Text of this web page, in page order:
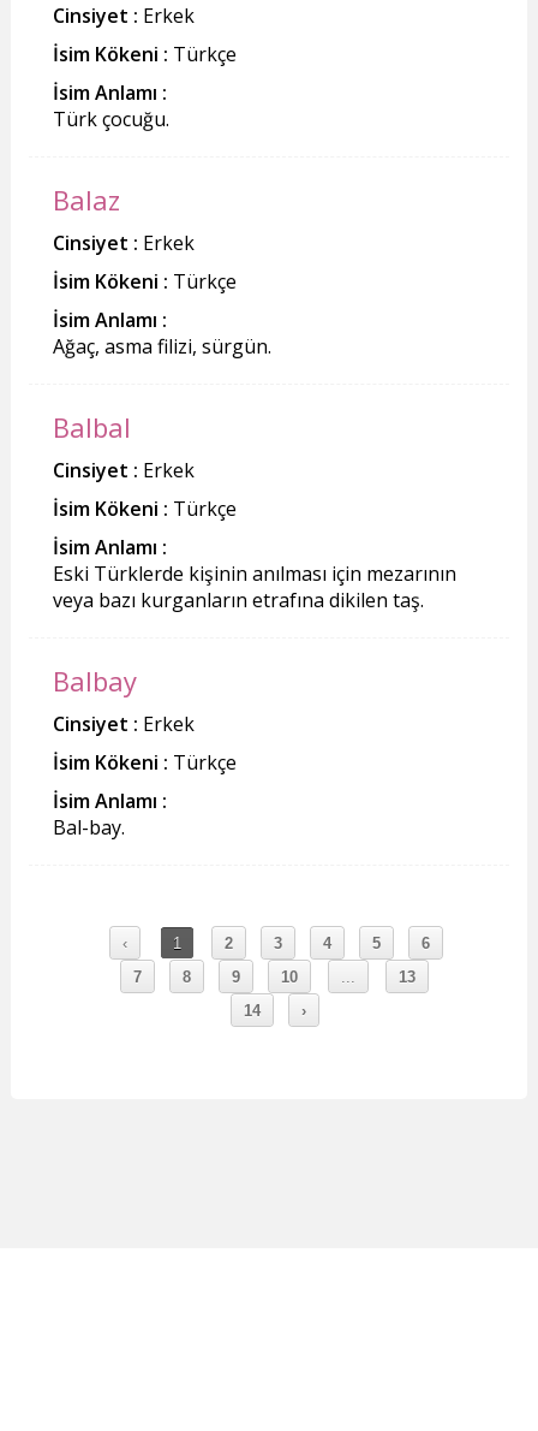
Cinsiyet : Erkek
İsim Kökeni : Türkçe
İsim Anlamı :
Türk çocuğu.
Balaz
Cinsiyet : Erkek
İsim Kökeni : Türkçe
İsim Anlamı :
Ağaç, asma filizi, sürgün.
Balbal
Cinsiyet : Erkek
İsim Kökeni : Türkçe
İsim Anlamı :
Eski Türklerde kişinin anılması için mezarının
veya bazı kurganların etrafına dikilen taş.
Balbay
Cinsiyet : Erkek
İsim Kökeni : Türkçe
İsim Anlamı :
Bal-bay.
‹ 1 2 3 4 5
6
7
8 9 10
13
14
›